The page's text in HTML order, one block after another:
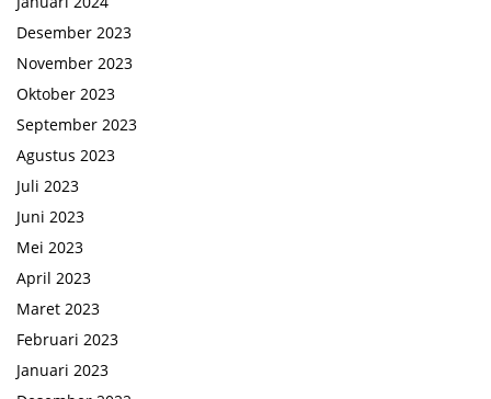
Desember 2023
November 2023
Oktober 2023
September 2023
Agustus 2023
Juli 2023
Juni 2023
Mei 2023
April 2023
Maret 2023
Februari 2023
Januari 2023